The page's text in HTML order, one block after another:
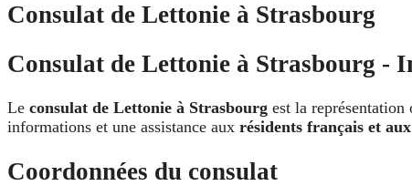
Consulat de Lettonie à Strasbourg
Consulat de Lettonie à Strasbourg -
Le consulat de Lettonie à Strasbourg est la
informations et une assistance aux résidents français et
Coordonnées du consulat